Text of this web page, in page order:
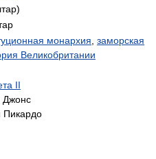
монархия заморская
Великобритании
II
Джонс